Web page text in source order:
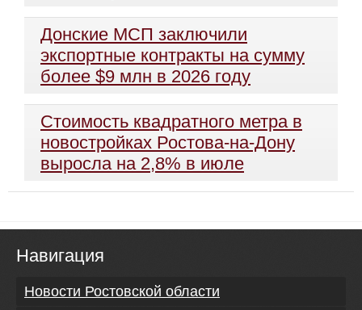
Донские МСП заключили
экспортные контракты на сумму
более $9 млн в 2026 году
Стоимость квадратного метра в
новостройках Ростова-на-Дону
выросла на 2,8% в июле
Навигация
Новости Ростовской области